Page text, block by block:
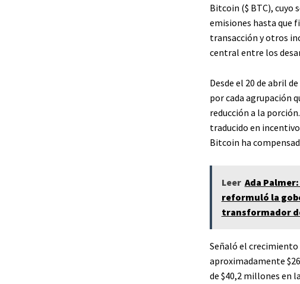
Bitcoin ($ BTC), cuyo
emisiones hasta que
transacción y otros
central entre los
Desde el 20 de abril
por cada agrupación
reducción a la
traducido en
Bitcoin ha
Leer Ada
reformuló la
transformador
Señaló el
aproximadamente
de $40,2 millones en